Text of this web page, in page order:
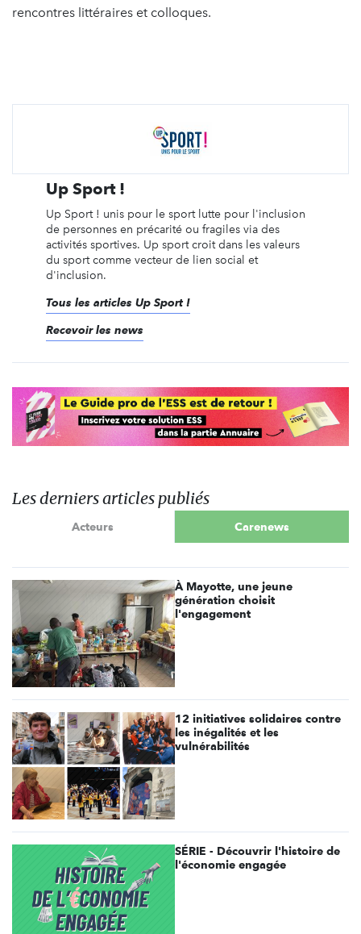
rencontres littéraires et colloques.
Up Sport !
Up Sport ! unis pour le sport lutte pour l'inclusion
de personnes en précarité ou fragiles via des
activités sportives. Up sport croit dans les valeurs
du sport comme vecteur de lien social et
d'inclusion.
Tous les articles Up Sport !
Recevoir les news
Les derniers articles publiés
Acteurs Carenews
À Mayotte, une jeune
génération choisit
l'engagement
12 initiatives solidaires contre
les inégalités et les
vulnérabilités
SÉRIE - Découvrir l'histoire de
l'économie engagée